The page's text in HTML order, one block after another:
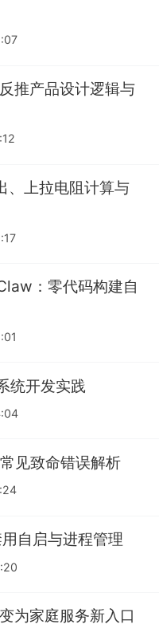
推产品设计逻辑与
、上拉电阻计算与
：零代码构建自
统开发实践
见致命错误解析
自启与进程管理
为家庭服务新入口